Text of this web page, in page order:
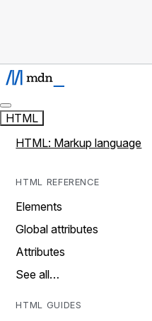
HTML
HTML: Markup language
HTML REFERENCE
Elements
Global attributes
Attributes
See all…
HTML GUIDES